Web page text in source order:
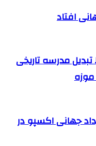
افتاد
مدرسه تاریخی
جهانی اکسپو در